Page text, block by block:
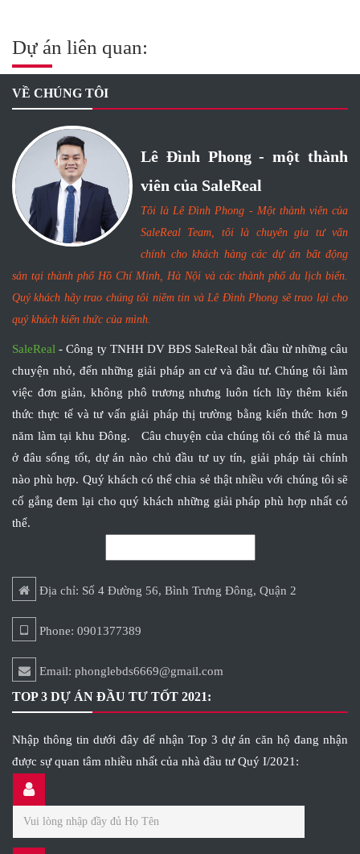
Dự án liên quan:
VỀ CHÚNG TÔI
Lê Đình Phong - một thành
viên của SaleReal
Tôi là Lê Đình Phong - Một thành viên của
SaleReal Team, tôi là chuyên gia tư vấn
chính cho khách hàng các dự án bất động
sản tại thành phố Hồ Chí Minh, Hà Nội và các thành phố du lịch biển.
Quý khách hãy trao chúng tôi niềm tin và Lê Đình Phong sẽ trao lại cho
quý khách kiến thức của mình.
SaleReal - Công ty TNHH DV BĐS SaleReal bắt đầu từ những câu
chuyện nhỏ, đến những giải pháp an cư và đầu tư. Chúng tôi làm
việc đơn giản, không phô trương nhưng luôn tích lũy thêm kiến
thức thực tế và tư vấn giải pháp thị trường bằng kiến thức hơn 9
năm làm tại khu Đông. Câu chuyện của chúng tôi có thể là mua
ở đâu sống tốt, dự án nào chủ đầu tư uy tín, giải pháp tài chính
nào phù hợp. Quý khách có thể chia sẻ thật nhiều với chúng tôi sẽ
cố gắng đem lại cho quý khách những giải pháp phù hợp nhất có
thể.
Địa chỉ: Số 4 Đường 56, Bình Trưng Đông, Quận 2
Phone: 0901377389
Email: phonglebds6669@gmail.com
TOP 3 DỰ ÁN ĐẦU TƯ TỐT 2021:
Nhập thông tin dưới đây để nhận Top 3 dự án căn hộ đang nhận
được sự quan tâm nhiều nhất của nhà đầu tư Quý I/2021: